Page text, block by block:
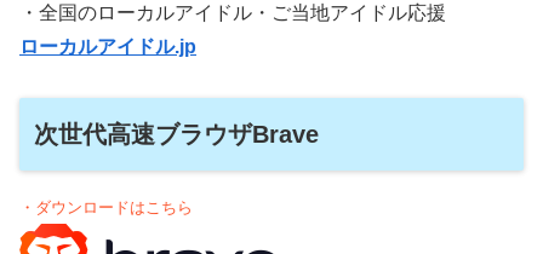
・全国のローカルアイドル・ご当地アイドル応援
ローカルアイドル.jp
次世代高速ブラウザBrave
・ダウンロードはこちら